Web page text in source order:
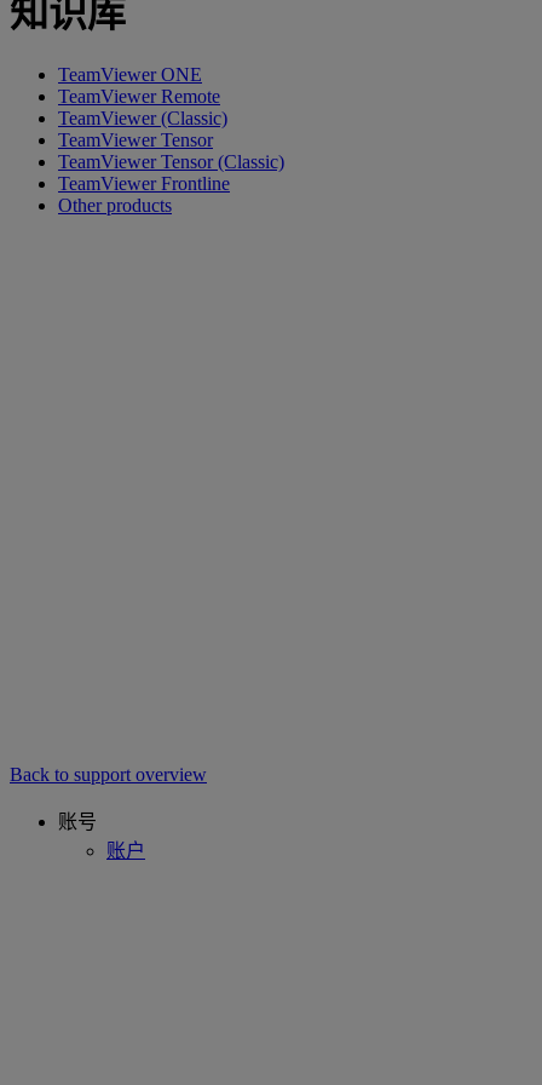
知识库
TeamViewer ONE
TeamViewer Remote
TeamViewer (Classic)
TeamViewer Tensor
TeamViewer Tensor (Classic)
TeamViewer Frontline
Other products
Back to support overview
账号
账户